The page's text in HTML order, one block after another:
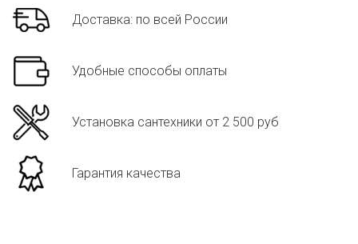
Доставка: по всей России
Удобные способы оплаты
Установка сантехники от 2 500 руб
Гарантия качества